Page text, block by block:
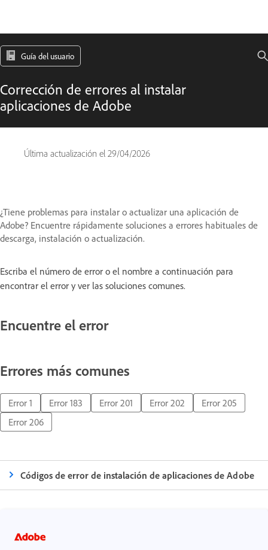
Guía del usuario
Corrección de errores al instalar
aplicaciones de Adobe
Última actualización el 29/04/2026
¿Tiene problemas para instalar o actualizar una aplicación de
Adobe? Encuentre rápidamente soluciones a errores habituales de
descarga, instalación o actualización.
Escriba el número de error o el nombre a continuación para
encontrar el error y ver las soluciones comunes.
Encuentre el error
Errores más comunes
Error 1 Error 183 Error 201 Error 202
Error 205
Error 206
Códigos de error de instalación de aplicaciones de Adobe